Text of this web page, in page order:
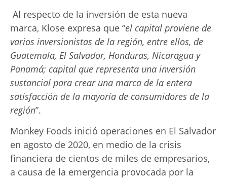
Al respecto de la inversión de esta nueva
marca, Klose expresa que “el capital proviene de
varios inversionistas de la región, entre ellos, de
Guatemala, El Salvador, Honduras, Nicaragua y
Panamá; capital que representa una inversión
sustancial para crear una marca de la entera
satisfacción de la mayoría de consumidores de la
región”.
Monkey Foods inició operaciones en El Salvador
en agosto de 2020, en medio de la crisis
financiera de cientos de miles de empresarios,
a causa de la emergencia provocada por la